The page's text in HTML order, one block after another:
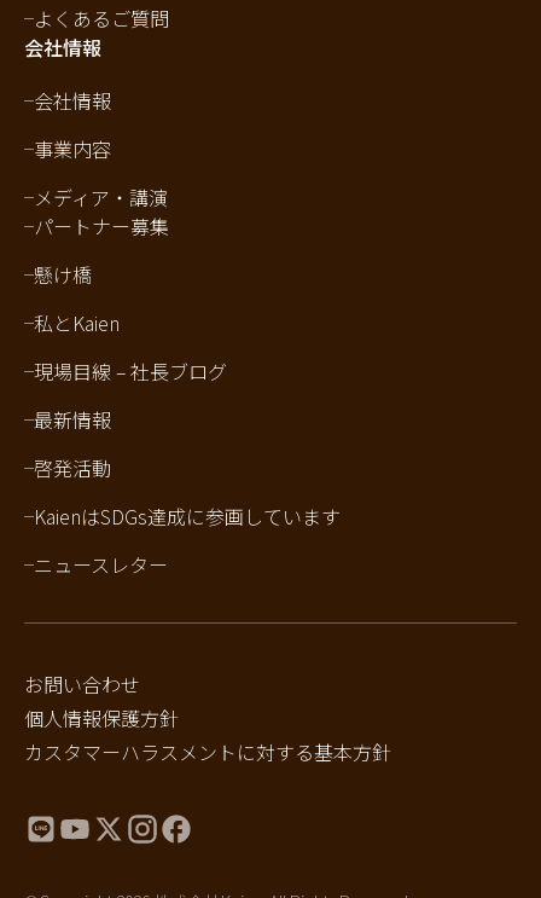
よくあるご質問
会社情報
会社情報
事業内容
メディア・講演
パートナー募集
懸け橋
私とKaien
現場目線 – 社長ブログ
最新情報
啓発活動
KaienはSDGs達成に参画しています
ニュースレター
お問い合わせ
個人情報保護方針
カスタマーハラスメントに対する基本方針